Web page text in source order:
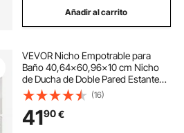
Añadir al carrito
VEVOR Nicho Empotrable para
Baño 40,64x60,96x10 cm Nicho
de Ducha de Doble Pared Estante
de Plástico XPS Esquinas
Cuadradas Protección Sellada
Moderna para Baño, Ducha,
Almacenamiento de Jabón, Negro
(16)
4190€